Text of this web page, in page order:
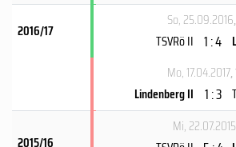
2016/17
So, 25.09.2016
TSVRö II 1 : 4
Mo, 17.04.2017,
Lindenberg II 1 : 3
2015/16
Mi, 22.07.2015